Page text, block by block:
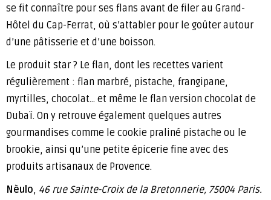
se fit connaître pour ses flans avant de filer au Grand-
Hôtel du Cap-Ferrat, où s’attabler pour le goûter autour
d’une pâtisserie et d’une boisson.
Le produit star ? Le flan, dont les recettes varient
régulièrement : flan marbré, pistache, frangipane,
myrtilles, chocolat… et même le flan version chocolat de
Dubaï. On y retrouve également quelques autres
gourmandises comme le cookie praliné pistache ou le
brookie, ainsi qu’une petite épicerie fine avec des
produits artisanaux de Provence.
Nèulo, 46 rue Sainte-Croix de la Bretonnerie, 75004 Paris.